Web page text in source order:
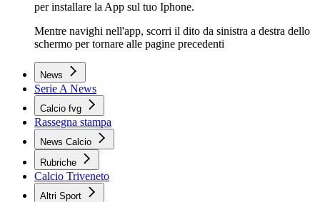
per installare la App sul tuo Iphone.
Mentre navighi nell'app, scorri il dito da sinistra a destra dello
schermo per tornare alle pagine precedenti
News
Serie A News
Calcio fvg
Rassegna stampa
News Calcio
Rubriche
Calcio Triveneto
Altri Sport